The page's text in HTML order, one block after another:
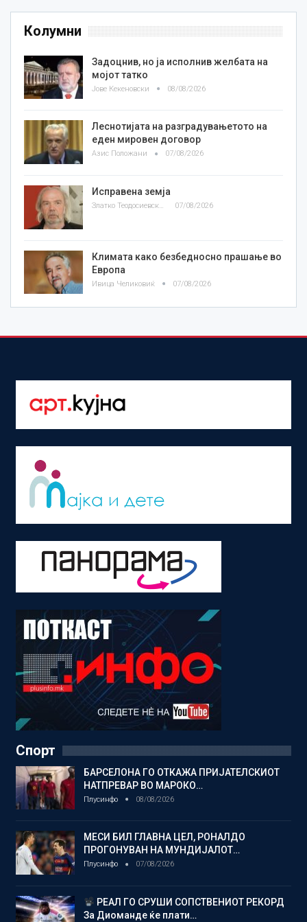
Колумни
Задоцнив, но ја исполнив желбата на
мојот татко
Јове Кекеновски 08/08/2026
Леснотијата на разградувањетото на
еден мировен договор
Азис Положани 07/08/2026
Исправена земја
Златко Теодосиевски 07/08/2026
Климата како безбедносно прашање во
Европа
Ивица Челиковиќ 07/08/2026
Спорт
БАРСЕЛОНА ГО ОТКАЖА ПРИЈАТЕЛСКИОТ
НАТПРЕВАР ВО МАРОКО…
Плусинфо 08/08/2026
МЕСИ БИЛ ГЛАВНА ЦЕЛ, РОНАЛДО
ПРОГОНУВАН НА МУНДИЈАЛОТ…
Плусинфо 07/08/2026
РЕАЛ ГО СРУШИ СОПСТВЕНИОТ РЕКОРД
За Диоманде ќе плати…